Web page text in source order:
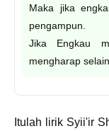
Maka jika
pengampun.
Jika Engkau
mengharap
Itulah lirik Syii'ir